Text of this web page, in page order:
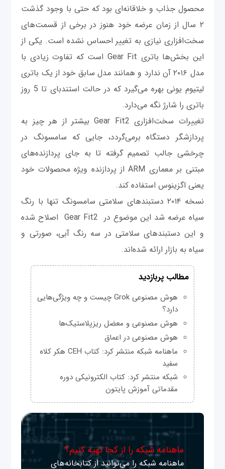
محصول جذاب و خلاقانه‌ای بود که حتی با وجود گذشت
۲ سال از زمان عرضه خود هنوز در برخی از قسمت‌های
سخت‌افزاری نیازی به تغییر احساس نشده است. یکی از
این بخش‌ها باتری Gear Fit است که تفاوت زیادی با
مدل ۲۰۱۶ آن ندارد و همانند مدل سابق خود از یک باتری
لیتیوم یونی بهره می‌گیرد که در حالت استندبای تا 5 روز
باتری را شارژ نگه می‌دارد.
تغییرات سخت‌افزاری Gear Fit2 بیشتر از هر چیز به
پردازشگر دستگاه برمی‌گردد، جایی که سامسونگ در
چرخشی جالب تصمیم گرفته تا به جای پردازنده‌های
مبتنی بر معماری ARM از پردازنده‌ ویژه محصولات خود
یعنی اگزینوس استفاده کند.
نسخه ۲۰۱۴ دستبندهای سلامتی سامسونگ تنها با رنگ
سیاه عرضه شد این موضوع در Gear Fit2 اصلاح شده
و این دستبندهای سلامتی در سه رنگ آبی، صورتی و
سیاه به بازار ارائه شده‌اند.
مطالب پربازدید
هوش مصنوعی Grok چیست و چه ویژگی‌هایی
دارد؟
هوش مصنوعی و معضل ریزپلاستیک‌ها
هوش مصنوعی در اعماق
ماهنامه شبکه منتشر کرد: کتاب CEH هکر کلاه
سفید
شبکه منتشر کرد: کتاب الکترونیکی دوره
مقدماتی آموزش پایتون
ماهنامه شبکه را از کجا تهیه کنیم؟
ماهنامه شبکه را می‌توانید از کتابخانه‌های